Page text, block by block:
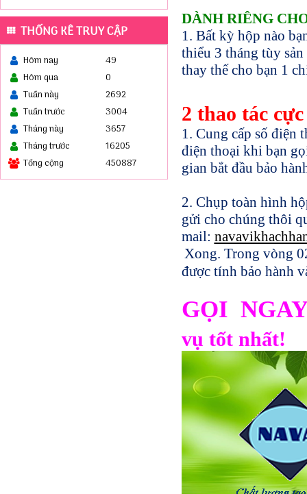
THỐNG KÊ TRUY CẬP
Hôm nay
49
Hôm qua
0
Tuần này
2692
Tuần trước
3004
Tháng này
3657
Tháng trước
16205
Tổng cộng
450887
DÀNH RIÊNG
1. Bất kỳ hộp nào
thiểu 3 tháng tùy
thay thế cho bạn 1
2 thao tác
1. Cung cấp số điện
điện thoại khi bạn
gian bắt đầu bảo
2. Chụp toàn hình
gửi cho chúng thôi
mail:
Xong. Trong vòng
được tính bảo hành
GỌI
vụ tốt nhất!